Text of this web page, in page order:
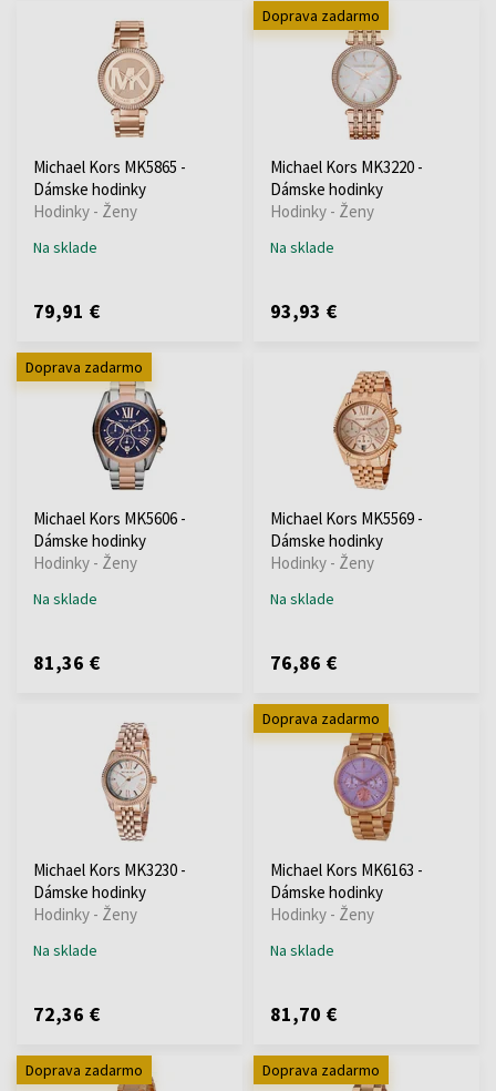
Michael Kors MK5865 -
Dámske hodinky
Hodinky - Ženy
Na sklade
79,91 €
Doprava zadarmo
Michael Kors MK3220 -
Dámske hodinky
Hodinky - Ženy
Na sklade
93,93 €
Doprava zadarmo
Michael Kors MK5606 -
Dámske hodinky
Hodinky - Ženy
Na sklade
81,36 €
Michael Kors MK5569 -
Dámske hodinky
Hodinky - Ženy
Na sklade
76,86 €
Michael Kors MK3230 -
Dámske hodinky
Hodinky - Ženy
Na sklade
72,36 €
Doprava zadarmo
Michael Kors MK6163 -
Dámske hodinky
Hodinky - Ženy
Na sklade
81,70 €
Doprava zadarmo Doprava zadarmo